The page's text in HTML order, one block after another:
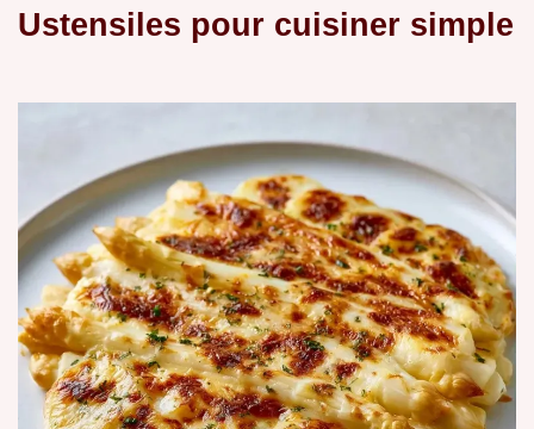
Ustensiles pour cuisiner simple